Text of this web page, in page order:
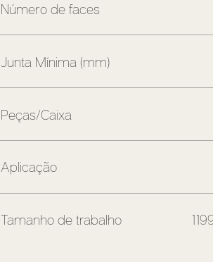
Número de faces
Junta Mínima (mm)
Peças/Caixa
Aplicação
Tamanho de trabalho